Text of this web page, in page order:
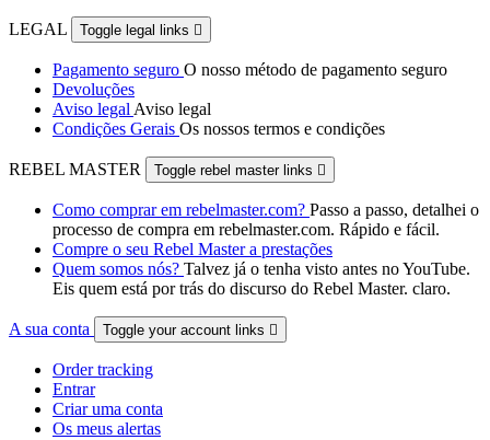
LEGAL Toggle legal links 
Pagamento seguro O nosso método de pagamento seguro
Devoluções
Aviso legalAviso legal
Condições Gerais Os nossos termos e condições
REBEL MASTER Toggle rebel master links 
Como comprar em rebelmaster.com? Passo a passo, detalhei o
processo de compra em rebelmaster.com. Rápido e fácil.
Compre o seu Rebel Master a prestações
Quem somos nós? Talvez já o tenha visto antes no YouTube.
Eis quem está por trás do discurso do Rebel Master. claro.
A sua conta Toggle your account links 
Order tracking
Entrar
Criar uma conta
Os meus alertas